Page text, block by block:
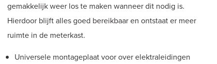
gemakkelijk weer los te maken wanneer dit nodig is.
Hierdoor blijft alles goed bereikbaar en ontstaat er meer
ruimte in de meterkast.
Universele montageplaat voor over elektraleidingen